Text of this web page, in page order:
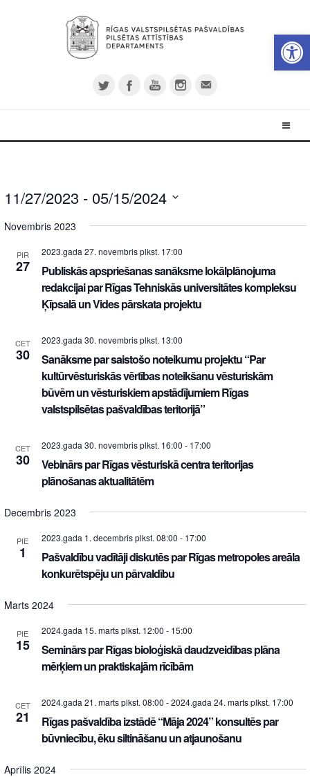
11/27/2023 - 05/15/2024
date.
Novembris 2023
PIR
27
2023.gada 27. novembris plkst. 17:00
Publiskās apspriešanas sanāksme lokālplānojuma
redakcijai par Rīgas Tehniskās universitātes kompleksu
Ķīpsalā un Vides pārskata projektu
CET
30
2023.gada 30. novembris plkst. 13:00
Sanāksme par saistošo noteikumu projektu “Par
kultūrvēsturiskās vērtības noteikšanu vēsturiskām
būvēm un vēsturiskiem apstādījumiem Rīgas
valstspilsētas pašvaldības teritorijā”
CET
30
2023.gada 30. novembris plkst. 16:00 - 17:00
Vebinārs par Rīgas vēsturiskā centra teritorijas
plānošanas aktualitātēm
Decembris 2023
PIE
1
2023.gada 1. decembris plkst. 08:00 - 17:00
Pašvaldību vadītāji diskutēs par Rīgas metropoles areāla
konkurētspēju un pārvaldību
Marts 2024
PIE
15
2024.gada 15. marts plkst. 12:00 - 15:00
Seminārs par Rīgas bioloģiskā daudzveidības plāna
mērķiem un praktiskajām rīcībām
CET
21
2024.gada 21. marts plkst. 08:00 -2024.gada 24. marts plkst. 17:00
Rīgas pašvaldība izstādē “Māja 2024” konsultēs par
būvniecību, ēku siltināšanu un atjaunošanu
Aprīlis 2024